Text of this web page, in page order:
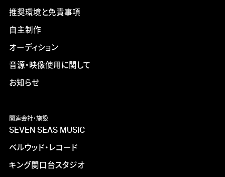
推奨環境と免責事項
自主制作
オーディション
音源・映像使用に関して
お知らせ
関連会社・施設
SEVEN SEAS MUSIC
ベルウッド・レコード
キング関口台スタジオ